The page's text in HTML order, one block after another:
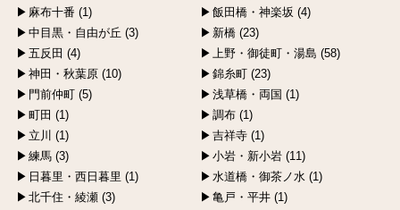
麻布十番 (1)
飯田橋・神楽坂 (4)
中目黒・自由が丘 (3)
新橋 (23)
五反田 (4)
上野・御徒町・湯島 (58)
神田・秋葉原 (10)
錦糸町 (23)
門前仲町 (5)
浅草橋・両国 (1)
町田 (1)
調布 (1)
立川 (1)
吉祥寺 (1)
練馬 (3)
小岩・新小岩 (11)
日暮里・西日暮里 (1)
水道橋・御茶ノ水 (1)
北千住・綾瀬 (3)
亀戸・平井 (1)